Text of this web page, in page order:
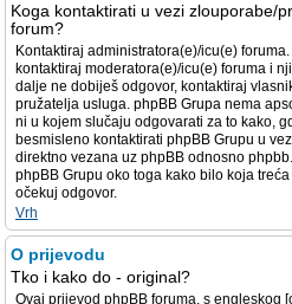
Koga kontaktirati u vezi zlouporabe/
forum?
Kontaktiraj administratora(e)/icu(e)
kontaktiraj moderatora(e)/icu(e) foruma i
dalje ne dobiješ odgovor, kontaktiraj
pružatelja usluga. phpBB Grupa nema
ni u kojem slučaju odgovarati za to kako,
besmisleno kontaktirati phpBB Grupu u
direktno vezana uz phpBB odnosno
phpBB Grupu oko toga kako bilo koja
očekuj odgovor.
Vrh
O prijevodu
Tko i kako do - original?
Ovaj prijevod phpBB foruma, s engleskog